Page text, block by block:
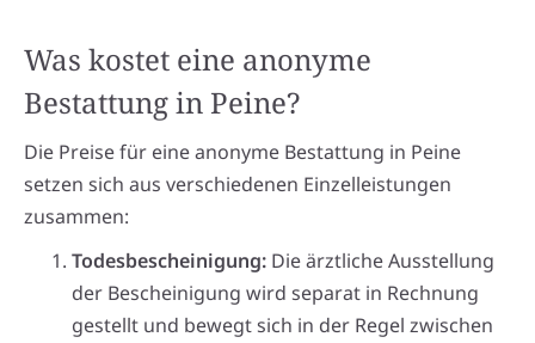
Was kostet eine anonyme
Bestattung in Peine?
Die Preise für eine anonyme Bestattung in Peine
setzen sich aus verschiedenen Einzelleistungen
zusammen:
Todesbescheinigung: Die ärztliche Ausstellung
der Bescheinigung wird separat in Rechnung
gestellt und bewegt sich in der Regel zwischen